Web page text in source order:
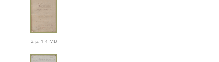
2 p, 1.4 MB